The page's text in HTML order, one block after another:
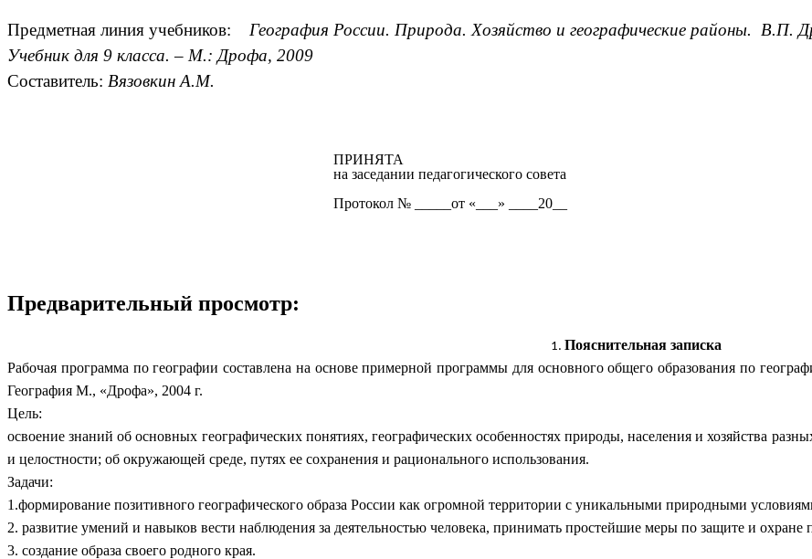
Предметная линия учебников:
География России. Природа. Хозяйство и географические районы.
Учебник для 9 класса. – М.: Дрофа, 2009
Составитель: Вязовкин А.М.
ПРИНЯТА
на заседании педагогического совета
Протокол № _____от «___» ____20__
Предварительный просмотр:
Пояснительная записка
Рабочая программа по географии составлена на основе примерной программы для основного общего образования по
География М., «Дрофа», 2004 г.
Цель:
освоение знаний об основных географических понятиях, географических особенностях природы, населения и хозяйства
и целостности; об окружающей среде, путях ее сохранения и рационального использования.
Задачи:
1.формирование позитивного географического образа России как огромной территории с уникальными природными
2. развитие умений и навыков вести наблюдения за деятельностью человека, принимать простейшие меры по защите и охране
3. создание образа своего родного края.